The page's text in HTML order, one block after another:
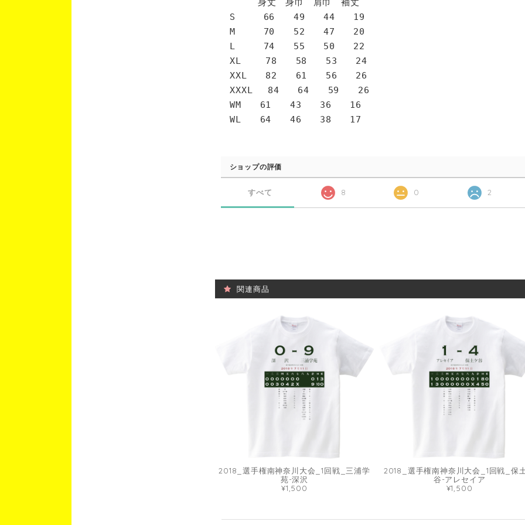
S 66 49 44 19
M 70 52 47 20
L 74 55 50 22
XL 78 58 53 24
XXL 82 61 56 26
XXXL 84 64 59 26
WM 61 43 36 16
WL 64 46 38 17
ショップの評価
すべて 8 0 2
関連商品
2018_選手権南神奈川大会_1回戦_三浦学
苑-深沢
¥1,500
2018_選手権南神奈川大会_1回戦_保
谷-アレセイア
¥1,500